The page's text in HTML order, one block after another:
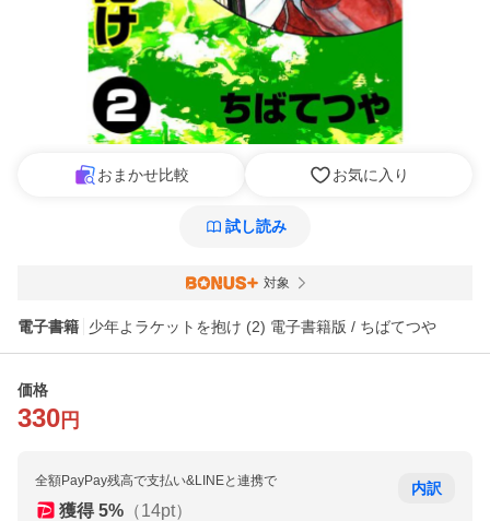
おまかせ比較 お気に入り
試し読み
対象
電子書籍 少年よラケットを抱け (2) 電子書籍版 / ちばてつや
価格
330 円
全額PayPay残高で支払い&LINEと連携で
獲得 5% （14pt）
内訳